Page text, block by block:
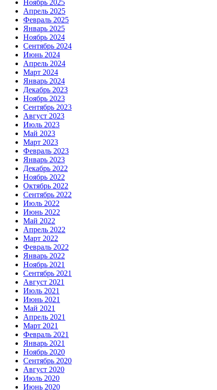
Ноябрь 2025
Апрель 2025
Февраль 2025
Январь 2025
Ноябрь 2024
Сентябрь 2024
Июнь 2024
Апрель 2024
Март 2024
Январь 2024
Декабрь 2023
Ноябрь 2023
Сентябрь 2023
Август 2023
Июль 2023
Май 2023
Март 2023
Февраль 2023
Январь 2023
Декабрь 2022
Ноябрь 2022
Октябрь 2022
Сентябрь 2022
Июль 2022
Июнь 2022
Май 2022
Апрель 2022
Март 2022
Февраль 2022
Январь 2022
Ноябрь 2021
Сентябрь 2021
Август 2021
Июль 2021
Июнь 2021
Май 2021
Апрель 2021
Март 2021
Февраль 2021
Январь 2021
Ноябрь 2020
Сентябрь 2020
Август 2020
Июль 2020
Июнь 2020